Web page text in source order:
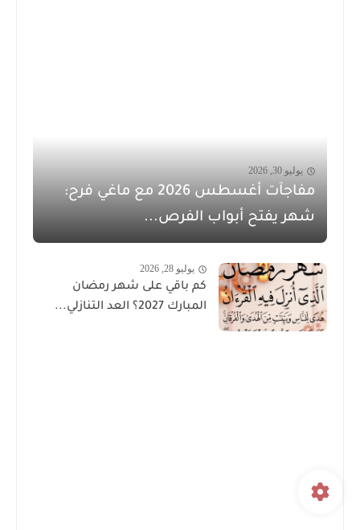
يوليو 30, 2026
مفاجآت أغسطس 2026 مع ماغي فرح:
شهر يفتح أبواب الفرص...
يوليو 28, 2026
كم باقي على شهر رمضان
المبارك 2027؟ العد التنازلي...